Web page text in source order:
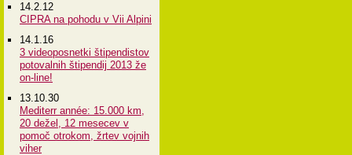
14.2.12
CIPRA na pohodu v Vii Alpini
14.1.16
3 videoposnetki štipendistov
potovalnih štipendij 2013 že
on-line!
13.10.30
Mediterr année: 15.000 km,
20 dežel, 12 mesecev v
pomoč otrokom, žrtev vojnih
viher